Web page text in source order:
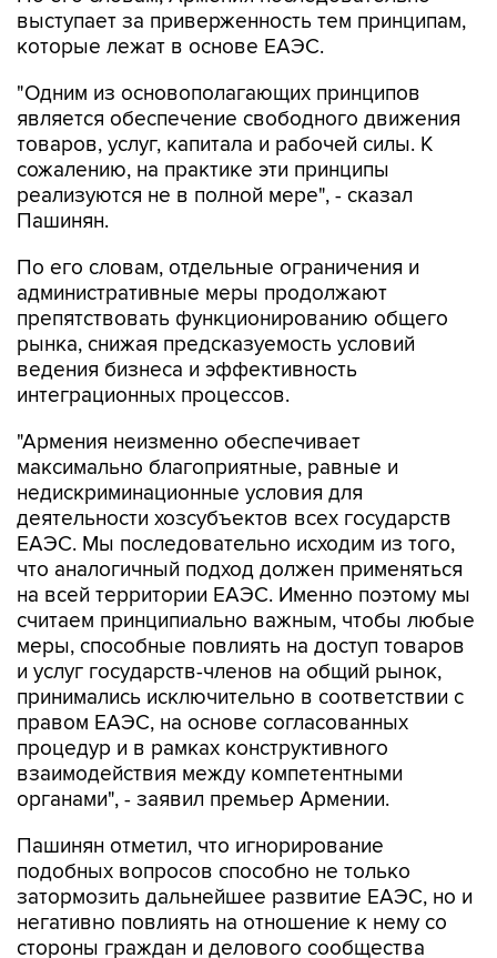
выступает за приверженность тем принципам,
которые лежат в основе ЕАЭС.
"Одним из основополагающих принципов
является обеспечение свободного движения
товаров, услуг, капитала и рабочей силы. К
сожалению, на практике эти принципы
реализуются не в полной мере", - сказал
Пашинян.
По его словам, отдельные ограничения и
административные меры продолжают
препятствовать функционированию общего
рынка, снижая предсказуемость условий
ведения бизнеса и эффективность
интеграционных процессов.
"Армения неизменно обеспечивает
максимально благоприятные, равные и
недискриминационные условия для
деятельности хозсубъектов всех государств
ЕАЭС. Мы последовательно исходим из того,
что аналогичный подход должен применяться
на всей территории ЕАЭС. Именно поэтому мы
считаем принципиально важным, чтобы любые
меры, способные повлиять на доступ товаров
и услуг государств-членов на общий рынок,
принимались исключительно в соответствии с
правом ЕАЭС, на основе согласованных
процедур и в рамках конструктивного
взаимодействия между компетентными
органами", - заявил премьер Армении.
Пашинян отметил, что игнорирование
подобных вопросов способно не только
затормозить дальнейшее развитие ЕАЭС, но и
негативно повлиять на отношение к нему со
стороны граждан и делового сообщества